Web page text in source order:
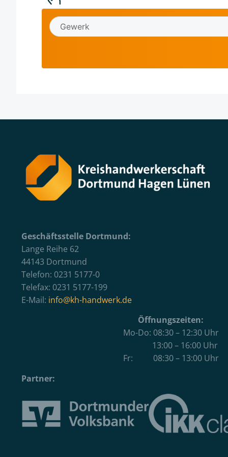
Geschäftsstelle Dortmund:
Lange Reihe 62
44143 Dortmund
Telefon: 0231 5177-0
Telefax: 0231 5177-199
E-Mail: info@kh-handwerk.de
Öffnungszeiten:
Mo-Do: 08:30 – 12:30 Uhr
13:00 – 16:00 Uhr
Fr: 08:30 – 13:00 Uhr
Partner: